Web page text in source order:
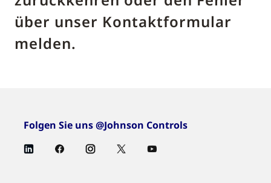
über unser Kontaktformular
melden.
Folgen Sie uns @Johnson Controls